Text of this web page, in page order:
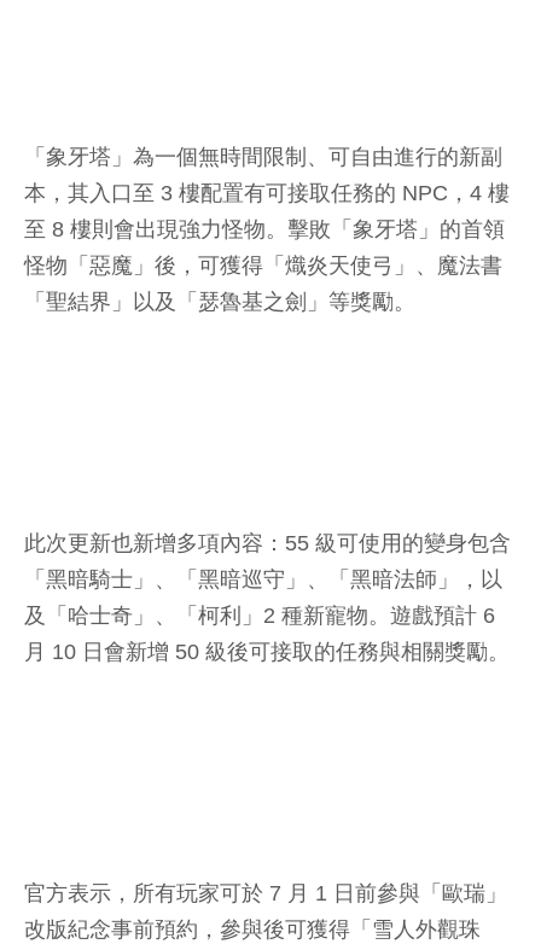
「象牙塔」為一個無時間限制、可自由進行的新副
本，其入口至 3 樓配置有可接取任務的 NPC，4 樓
至 8 樓則會出現強力怪物。擊敗「象牙塔」的首領
怪物「惡魔」後，可獲得「熾炎天使弓」、魔法書
「聖結界」以及「瑟魯基之劍」等獎勵。
此次更新也新增多項內容：55 級可使用的變身包含
「黑暗騎士」、「黑暗巡守」、「黑暗法師」，以
及「哈士奇」、「柯利」2 種新寵物。遊戲預計 6
月 10 日會新增 50 級後可接取的任務與相關獎勵。
官方表示，所有玩家可於 7 月 1 日前參與「歐瑞」
改版紀念事前預約，參與後可獲得「雪人外觀珠